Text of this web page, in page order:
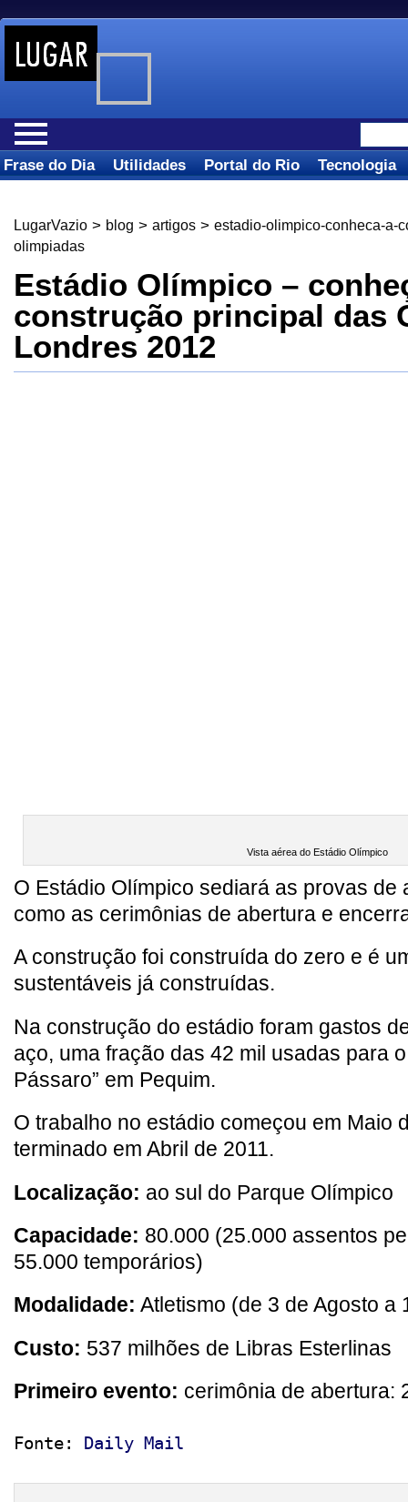
Frase do Dia Utilidades Portal do Rio Tecnologia
LugarVazio > blog > artigos > estadio-olimpico-conheca-a-
olimpiadas
Estádio Olímpico –
construção principal das
Londres 2012
Vista aérea do Estádio Olímpico
O Estádio Olímpico sediará as provas de
como as cerimônias de abertura e
A construção foi construída do zero e é
sustentáveis já construídas.
Na construção do estádio foram gastos
aço, uma fração das 42 mil usadas para
Pássaro” em Pequim.
O trabalho no estádio começou em Maio
terminado em Abril de 2011.
Localização: ao sul do Parque Olímpico
Capacidade: 80.000 (25.000 assentos
55.000 temporários)
Modalidade: Atletismo (de 3 de Agosto a
Custo: 537 milhões de Libras Esterlinas
Primeiro evento: cerimônia de abertura:
Fonte: Daily Mail